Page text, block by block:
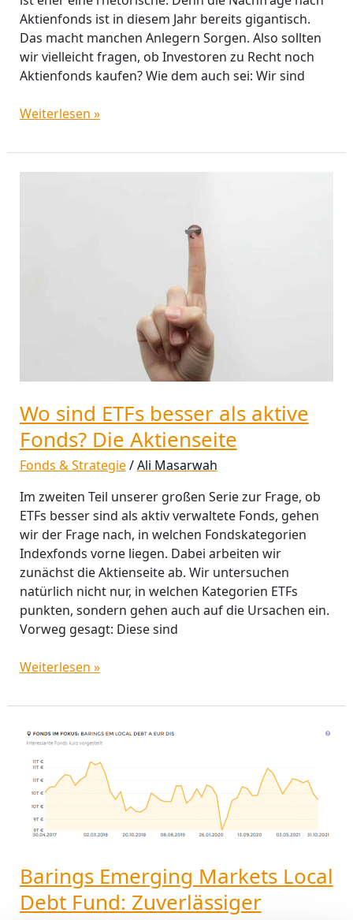
Aktienfonds ist in diesem Jahr bereits gigantisch.
Das macht manchen Anlegern Sorgen. Also sollten
wir vielleicht fragen, ob Investoren zu Recht noch
Aktienfonds kaufen? Wie dem auch sei: Wir sind
Weiterlesen »
Wo sind ETFs besser als aktive
Fonds? Die Aktienseite
Fonds & Strategie/Ali Masarwah
Im zweiten Teil unserer großen Serie zur Frage, ob
ETFs besser sind als aktiv verwaltete Fonds, gehen
wir der Frage nach, in welchen Fondskategorien
Indexfonds vorne liegen. Dabei arbeiten wir
zunächst die Aktienseite ab. Wir untersuchen
natürlich nicht nur, in welchen Kategorien ETFs
punkten, sondern gehen auch auf die Ursachen ein.
Vorweg gesagt: Diese sind
Weiterlesen »
Barings Emerging Markets Local
Debt Fund: Zuverlässiger
Barings
Markets
Local
Debt
Fund:
Arbeiter
in
höchst